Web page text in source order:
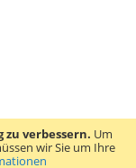
verbessern. Um
wir Sie um Ihre